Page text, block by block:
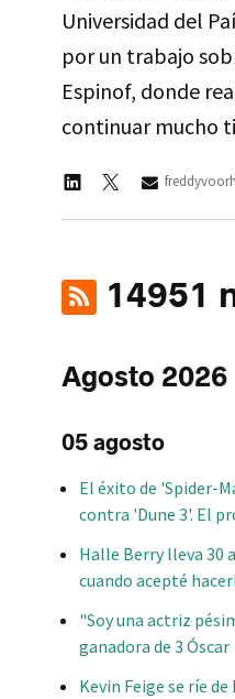
Universidad del
por un trabajo
Espinof, donde
continuar mucho
14951
Agosto 2026
05 agosto
El éxito de 'Spider-
contra 'Dune 3'. El
Halle Berry lleva 30
cuando acepté
"Soy una actriz
ganadora de 3 Óscar
Kevin Feige se ríe